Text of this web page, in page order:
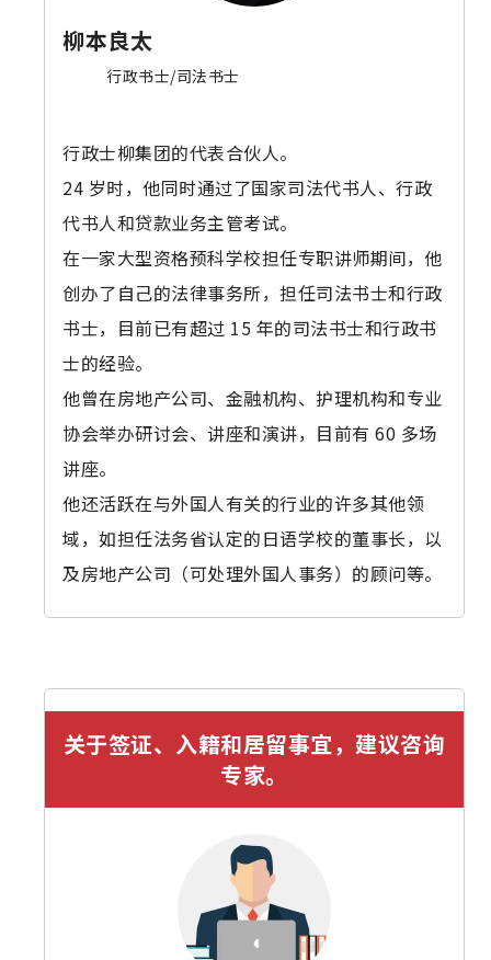
柳本良太
行政书士/司法书士
行政士柳集团的代表合伙人。
24 岁时，他同时通过了国家司法代书人、行政
代书人和贷款业务主管考试。
在一家大型资格预科学校担任专职讲师期间，他
创办了自己的法律事务所，担任司法书士和行政
书士，目前已有超过 15 年的司法书士和行政书
士的经验。
他曾在房地产公司、金融机构、护理机构和专业
协会举办研讨会、讲座和演讲，目前有 60 多场
讲座。
他还活跃在与外国人有关的行业的许多其他领
域，如担任法务省认定的日语学校的董事长，以
及房地产公司（可处理外国人事务）的顾问等。
关于签证、入籍和居留事宜，建议咨询
专家。